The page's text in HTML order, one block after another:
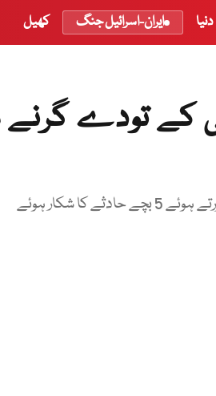
دنیا ایران-اسرائیل جنگ کھیل
شکار ہوئے